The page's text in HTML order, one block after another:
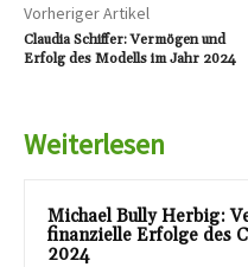
Vorheriger Artikel
Claudia Schiffer: Vermögen und
Erfolg des Modells im Jahr 2024
Weiterlesen
Michael Bully Herbig:
finanzielle Erfolge des
2024